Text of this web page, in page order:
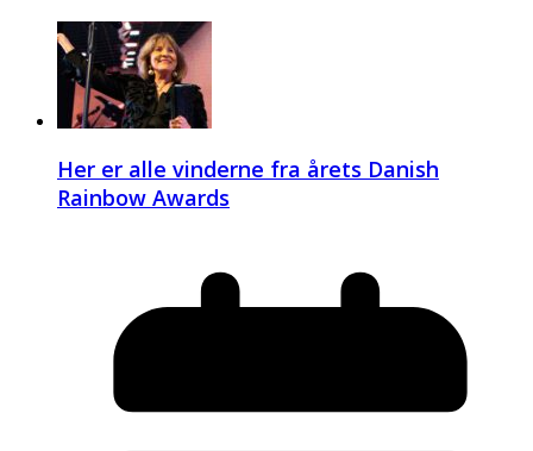
Her er alle vinderne fra årets Danish
Rainbow Awards